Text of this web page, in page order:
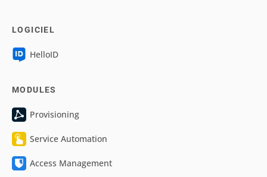
LOGICIEL
HelloID
MODULES
Provisioning
Service Automation
Access Management